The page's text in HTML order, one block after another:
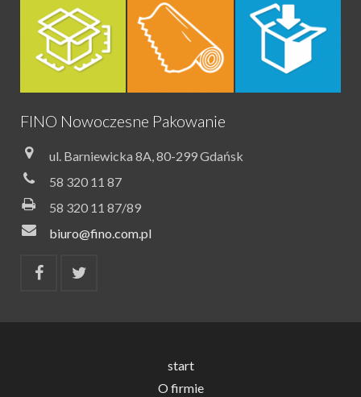
FINO Nowoczesne Pakowanie
ul. Barniewicka 8A, 80-299 Gdańsk
58 320 11 87
58 320 11 87/89
biuro@fino.com.pl
start
O firmie